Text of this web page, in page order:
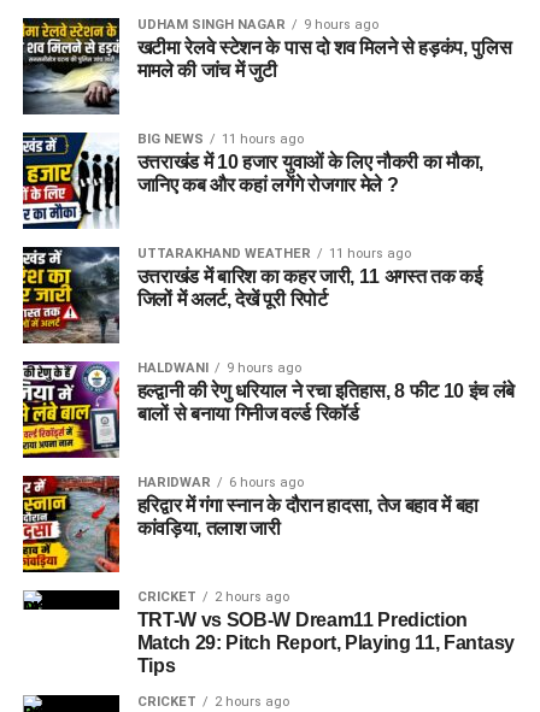
UDHAM SINGH NAGAR 9 hours ago
खटीमा रेलवे स्टेशन के पास दो शव मिलने से हड़कंप, पुलिस
मामले की जांच में जुटी
BIG NEWS 11 hours ago
उत्तराखंड में 10 हजार युवाओं के लिए नौकरी का मौका,
जानिए कब और कहां लगेंगे रोजगार मेले ?
UTTARAKHAND WEATHER 11 hours ago
उत्तराखंड में बारिश का कहर जारी, 11 अगस्त तक कई
जिलों में अलर्ट, देखें पूरी रिपोर्ट
HALDWANI 9 hours ago
हल्द्वानी की रेणु धरियाल ने रचा इतिहास, 8 फीट 10 इंच लंबे
बालों से बनाया गिनीज वर्ल्ड रिकॉर्ड
HARIDWAR 6 hours ago
हरिद्वार में गंगा स्नान के दौरान हादसा, तेज बहाव में बहा
कांवड़िया, तलाश जारी
CRICKET 2 hours ago
TRT-W vs SOB-W Dream11 Prediction
Match 29: Pitch Report, Playing 11, Fantasy
Tips
CRICKET 2 hours ago